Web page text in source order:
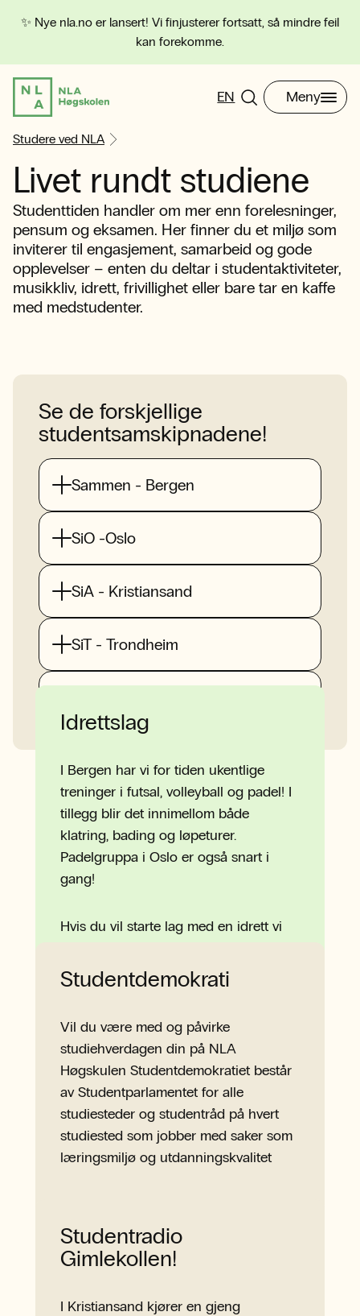
✨ Nye nla.no er lansert! Vi finjusterer fortsatt, så mindre feil
kan forekomme.
EN Meny
Studere ved NLA
Livet rundt studiene
Studenttiden handler om mer enn forelesninger,
pensum og eksamen. Her finner du et miljø som
inviterer til engasjement, samarbeid og gode
opplevelser – enten du deltar i studentaktiviteter,
musikkliv, idrett, frivillighet eller bare tar en kaffe
med medstudenter.
Se de forskjellige
studentsamskipnadene!
Sammen - Bergen
SiO -Oslo
SiA - Kristiansand
SiT - Trondheim
Idrettslag
I Bergen har vi for tiden ukentlige
treninger i futsal, volleyball og padel! I
tillegg blir det innimellom både
klatring, bading og løpeturer.
Padelgruppa i Oslo er også snart i
gang!
Hvis du vil starte lag med en idrett vi
gang!
Studentdemokrati
Vil du være med og påvirke
studiehverdagen din på NLA
Høgskulen Studentdemokratiet består
av Studentparlamentet for alle
studiesteder og studentråd på hvert
studiested som jobber med saker som
læringsmiljø og utdanningskvalitet
Studentdemokratiet
Studentradio
Gimlekollen!
I Kristiansand kjører en gjeng